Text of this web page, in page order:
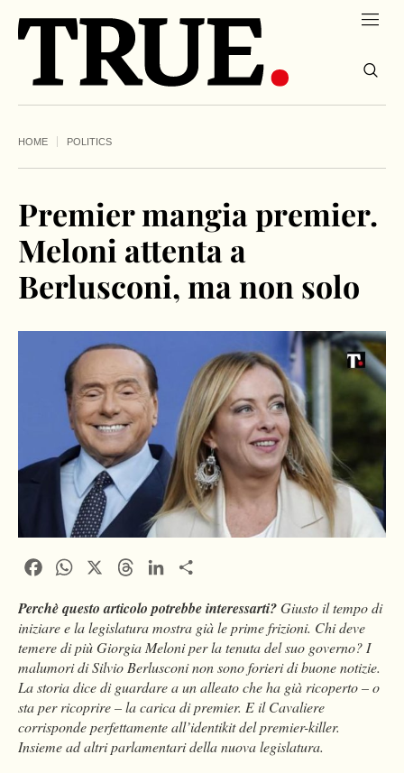
HOME POLITICS
Premier mangia premier.
Meloni attenta a
Berlusconi, ma non solo
FacebookWhatsApp ThreadsLinkedIn
Perchè questo articolo potrebbe interessarti?Giusto il tempo di
iniziare e la legislatura mostra già le prime frizioni. Chi deve
temere di più Giorgia Meloni per la tenuta del suo governo? I
malumori di Silvio Berlusconi non sono forieri di buone notizie.
La storia dice di guardare a un alleato che ha già ricoperto – o
sta per ricoprire – la carica di premier. E il Cavaliere
corrisponde perfettamente all’identikit del premier-killer.
Insieme ad altri parlamentari della nuova legislatura.